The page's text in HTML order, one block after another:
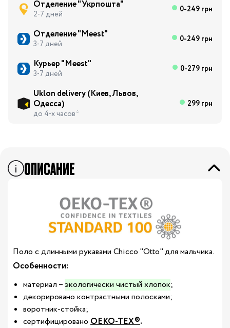
Отделение "Укрпошта"
2-7 дней 0-249 грн
Отделение "Meest"
3-7 дней 0-249 грн
Курьер "Meest"
3-7 дней 0-279 грн
Uklon delivery (Киев, Львов,
Одесса)
до 4-х часов*
299 грн
ОПИСАНИЕ
Поло с длинными рукавами Chicco "Otto" для мальчика.
Особенности:
материал –экологически чистый хлопок;
декорировано контрастными полосками;
воротник-стойка;
сертифицировано OEKO-TEX®.